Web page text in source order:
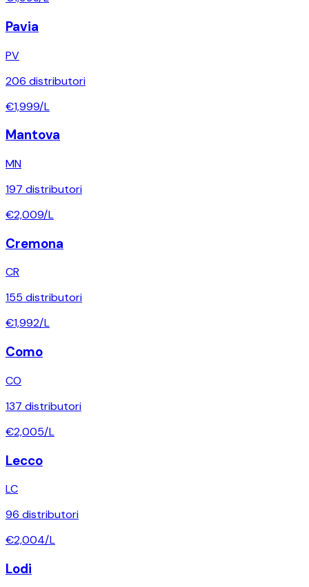
Pavia
PV
206 distributori
€1,999/L
Mantova
MN
197 distributori
€2,009/L
Cremona
CR
155 distributori
€1,992/L
Como
CO
137 distributori
€2,005/L
Lecco
LC
96 distributori
€2,004/L
Lodi